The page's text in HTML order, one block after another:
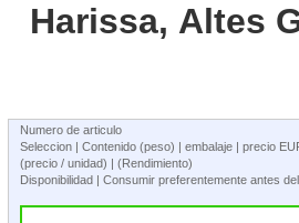
Harissa, Altes
Numero de articulo
Seleccion | Contenido (peso) | embalaje | precio
(precio / unidad) | (Rendimiento)
Disponibilidad | Consumir preferentemente antes del